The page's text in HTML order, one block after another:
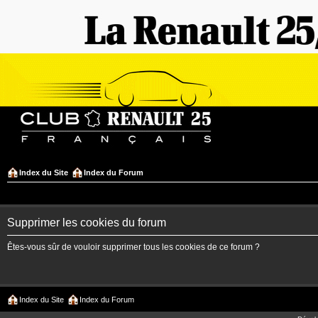
Index du Site Index du Forum
Supprimer les cookies du forum
Êtes-vous sûr de vouloir supprimer tous les cookies de ce forum ?
Index du Site Index du Forum